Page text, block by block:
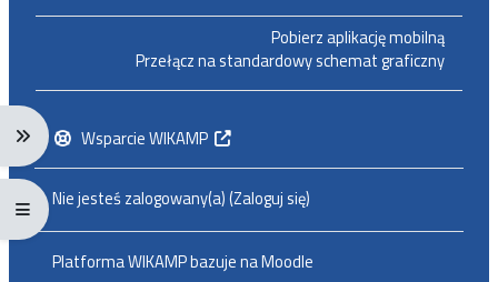
Rozwiń menu nawigacji: Ctrl + Alt + →
Rozwiń menu pełnoekranowe: Ctrl + Alt + f
Pobierz aplikację mobilną
Przełącz na standardowy schemat graficzny
Wsparcie WIKAMP
Nie jesteś zalogowany(a) (Zaloguj się)
Platforma WIKAMP bazuje naMoodle